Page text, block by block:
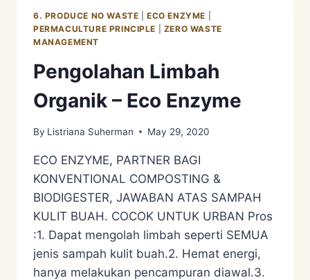
MOL,
SEBAGAI
PENGOLAHAN
LIMBAH
DAPUR/KITCHEN
WASTE
6. PRODUCE NO WASTE |ECO ENZYME
PERMACULTURE PRINCIPLE
ZERO WASTE
MANAGEMENT
Pengolahan Limbah
Organik – Eco Enzyme
By Listriana Suherman May 29, 2020
ECO ENZYME, PARTNER BAGI
KONVENTIONAL COMPOSTING &
BIODIGESTER, JAWABAN ATAS SAMPAH
KULIT BUAH. COCOK UNTUK URBAN Pros
:1. Dapat mengolah limbah seperti SEMUA
jenis sampah kulit buah.2. Hemat energi,
hanya melakukan pencampuran diawal.3.